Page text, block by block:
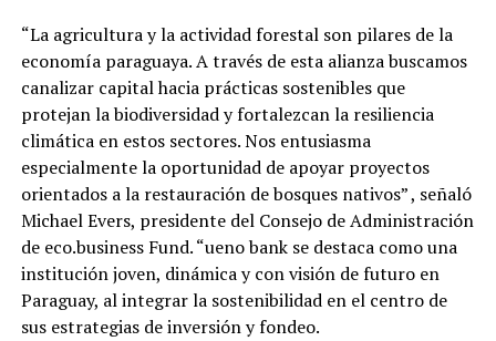
“La agricultura y la actividad forestal son pilares de la
economía paraguaya. A través de esta alianza buscamos
canalizar capital hacia prácticas sostenibles que
protejan la biodiversidad y fortalezcan la resiliencia
climática en estos sectores. Nos entusiasma
especialmente la oportunidad de apoyar proyectos
orientados a la restauración de bosques nativos” , señaló
Michael Evers, presidente del Consejo de Administración
de eco.business Fund. “ueno bank se destaca como una
institución joven, dinámica y con visión de futuro en
Paraguay, al integrar la sostenibilidad en el centro de
sus estrategias de inversión y fondeo.